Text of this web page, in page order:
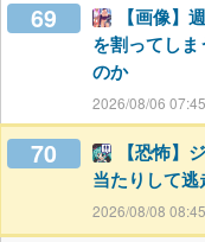
69
【画像
を割ってし
のか
2026/08/06 07:45
70
【恐怖】
当たりして
2026/08/08 08:45